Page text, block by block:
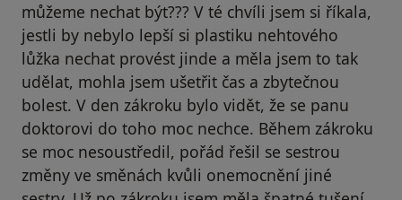
můžeme nechat být??? V té chvíli jsem si říkala,
jestli by nebylo lepší si plastiku nehtového
lůžka nechat provést jinde a měla jsem to tak
udělat, mohla jsem ušetřit čas a zbytečnou
bolest. V den zákroku bylo vidět, že se panu
doktorovi do toho moc nechce. Během zákroku
se moc nesoustředil, pořád řešil se sestrou
změny ve směnách kvůli onemocnění jiné